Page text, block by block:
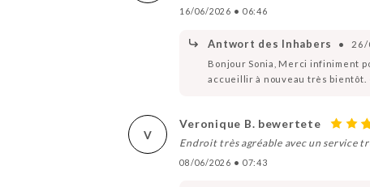
16/06/2026 • 06:46
Antwort des Inhabers •
26/
Bonjour Sonia, Merci infiniment
accueillir à nouveau très bientôt.
V
Veronique B. bewertete
Endroit très agréable avec un service
08/06/2026 • 07:43